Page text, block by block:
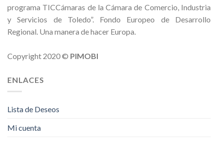
programa TICCámaras de la Cámara de Comercio, Industria
y Servicios de Toledo”. Fondo Europeo de Desarrollo
Regional. Una manera de hacer Europa.
Copyright 2020 © PIMOBI
ENLACES
Lista de Deseos
Mi cuenta